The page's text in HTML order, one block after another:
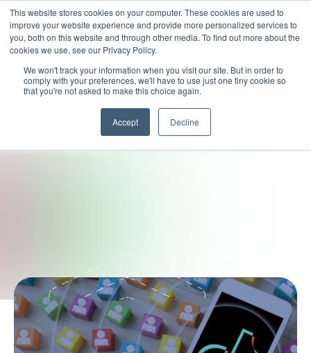
This website stores cookies on your computer. These cookies are used to
improve your website experience and provide more personalized services to
you, both on this website and through other media. To find out more about the
cookies we use, see our Privacy Policy.
We won't track your information when you visit our site. But in order to
comply with your preferences, we'll have to use just one tiny cookie so
that you're not asked to make this choice again.
Accept Decline